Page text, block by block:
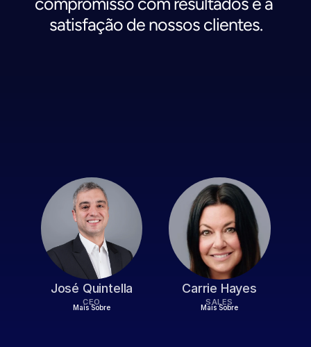
satisfação de nossos clientes.
José Quintella
CEO
Mais Sobre
Carrie Hayes
SALES
Mais Sobre